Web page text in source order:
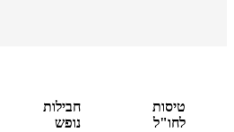
טיסות
לחו"ל
חבילות
נופש